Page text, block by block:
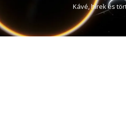
Kávé, hírek és